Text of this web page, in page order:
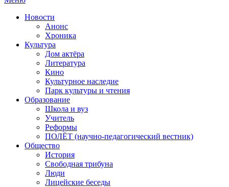
Новости
Анонс
Хроника
Культура
Дом актёра
Литература
Кино
Культурное наследие
Парк культуры и чтения
Образование
Школа и вуз
Учитель
Реформы
ПОЛЁТ (научно-педагогический вестник)
Общество
История
Свободная трибуна
Люди
Лицейские беседы